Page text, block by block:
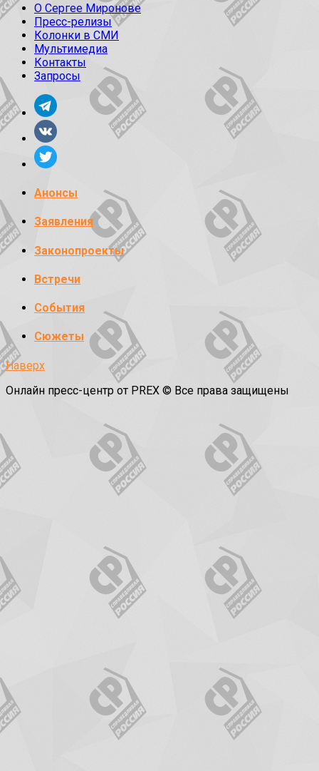
О Сергее Миронове
Пресс-релизы
Колонки в СМИ
Мультимедиа
Контакты
Запросы
Анонсы
Заявления
Законопроекты
Встречи
События
Сюжеты
Наверх
Онлайн пресс-центр от PREX © Все права защищены